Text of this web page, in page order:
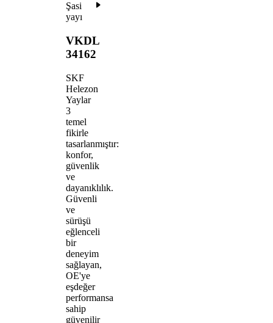
Şasi
yayı
VKDL
34162
SKF
Helezon
Yaylar
3
temel
fikirle
tasarlanmıştır:
konfor,
güvenlik
ve
dayanıklılık.
Güvenli
ve
sürüşü
eğlenceli
bir
deneyim
sağlayan,
OE'ye
eşdeğer
performansa
sahip
güvenilir